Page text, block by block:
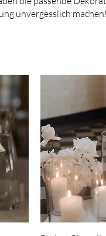
unvergesslich machen!